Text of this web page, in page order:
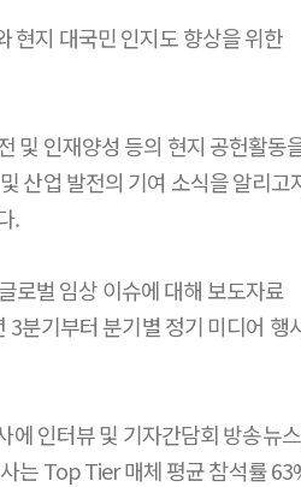
현지 대국민 인지도 향상을 위한
및 인재양성 등의 현지 공헌활동
산업 발전의 기여 소식을 알리고
.
로벌 임상 이슈에 대해 보도자료
분기부터 분기별 정기 미디어 행
에 인터뷰 및 기자간담회 방송뉴
는 Top Tier 매체 평균 참석률